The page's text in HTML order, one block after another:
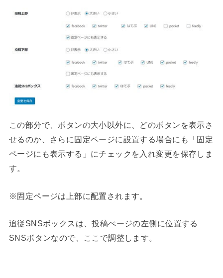
この部分で、ボタンの大小以外に、どのボタンを表示さ
せるのか、さらに固定ページに設置する場合にも「固定
ページにも表示する」にチェックを入れ変更を保存しま
す。
※固定ページは上部に配置されます。
追従SNSボックスは、投稿ぺージの左側に位置する
SNSボタンなので、ここで調整します。